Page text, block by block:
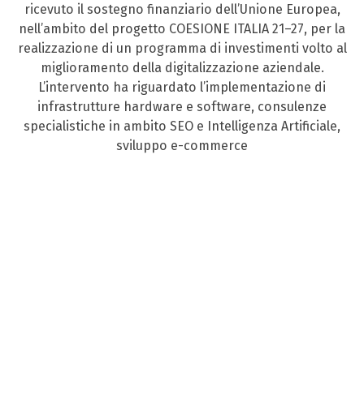
ricevuto il sostegno finanziario dell’Unione Europea,
nell’ambito del progetto COESIONE ITALIA 21–27, per la
realizzazione di un programma di investimenti volto al
miglioramento della digitalizzazione aziendale.
L’intervento ha riguardato l’implementazione di
infrastrutture hardware e software, consulenze
specialistiche in ambito SEO e Intelligenza Artificiale,
sviluppo e-commerce